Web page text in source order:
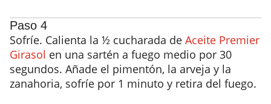
Paso 4
Sofríe. Calienta la ½ cucharada de Aceite Premier
Girasol en una sartén a fuego medio por 30
segundos. Añade el pimentón, la arveja y la
zanahoria, sofríe por 1 minuto y retira del fuego.